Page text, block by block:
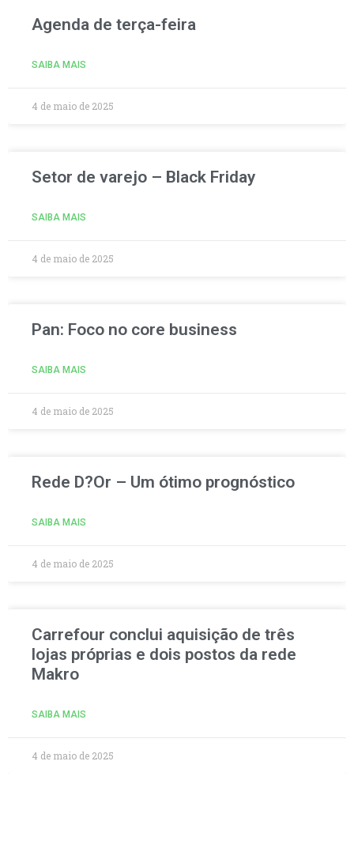
Agenda de terça-feira
SAIBA MAIS
4 de maio de 2025
Setor de varejo – Black Friday
SAIBA MAIS
4 de maio de 2025
Pan: Foco no core business
SAIBA MAIS
4 de maio de 2025
Rede D?Or – Um ótimo prognóstico
SAIBA MAIS
4 de maio de 2025
Carrefour conclui aquisição de três
lojas próprias e dois postos da rede
Makro
SAIBA MAIS
4 de maio de 2025